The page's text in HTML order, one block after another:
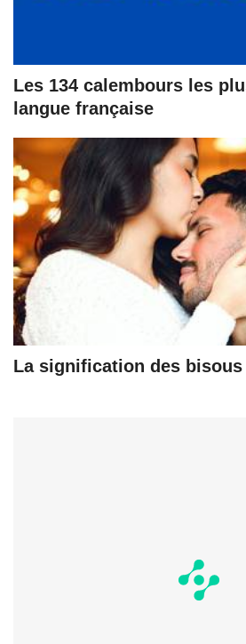
Les 134 calembours les
langue française
La signification des